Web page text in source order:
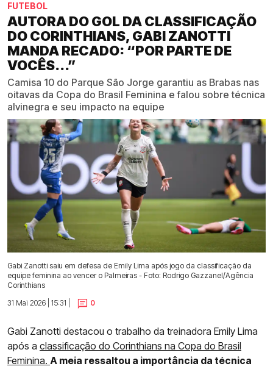
FUTEBOL
AUTORA DO GOL DA CLASSIFICAÇÃO
DO CORINTHIANS, GABI ZANOTTI
MANDA RECADO: “POR PARTE DE
VOCÊS...”
Camisa 10 do Parque São Jorge garantiu as Brabas nas
oitavas da Copa do Brasil Feminina e falou sobre técnica
alvinegra e seu impacto na equipe
Gabi Zanotti saiu em defesa de Emily Lima após jogo da classificação da
equipe feminina ao vencer o Palmeiras - Foto: Rodrigo Gazzanel/Agência
Corinthians
31 Mai 2026 | 15:31 |
0
Gabi Zanotti destacou o trabalho da treinadora Emily Lima
após a classificação do Corinthians na Copa do Brasil
Feminina. A meia ressaltou a importância da técnica